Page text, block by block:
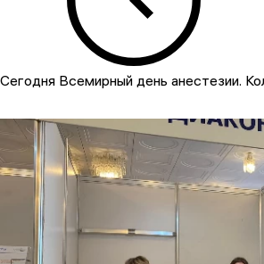
Сегодня Всемирный день анестезии.